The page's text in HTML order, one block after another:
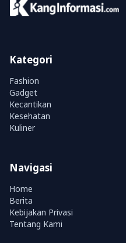
Kategori
Fashion
Gadget
Kecantikan
Kesehatan
Kuliner
Navigasi
Home
Berita
Kebijakan Privasi
Tentang Kami